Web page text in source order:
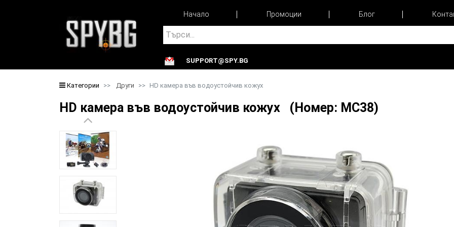
Начало Промоции Блог
Search
SUPPORT@SPY.BG
Категории Други HD камера във водоустойчив кожух
HD камера във водоустойчив кожух (Номер: MC38)